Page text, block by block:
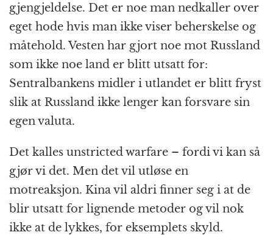
e
b
o
o
k
e
n
g
e
r
s
A
p
p
p
c
h
at
g
r
a
m
t
l
gjengjeldelse. Det er noe man nedkaller over
eget hode hvis man ikke viser beherskelse og
måtehold. Vesten har gjort noe mot Russland
som ikke noe land er blitt utsatt for:
Sentralbankens midler i utlandet er blitt fryst
slik at Russland ikke lenger kan forsvare sin
egen valuta.
Det kalles unstricted warfare – fordi vi kan så
gjør vi det. Men det vil utløse en
motreaksjon. Kina vil aldri finner seg i at de
blir utsatt for lignende metoder og vil nok
ikke at de lykkes, for eksemplets skyld.